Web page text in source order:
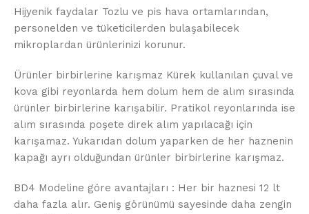
Hijyenik faydalar Tozlu ve pis hava ortamlarından,
personelden ve tüketicilerden bulaşabilecek
mikroplardan ürünlerinizi korunur.
Ürünler birbirlerine karışmaz Kürek kullanılan çuval ve
kova gibi reyonlarda hem dolum hem de alım sırasında
ürünler birbirlerine karışabilir. Pratikol reyonlarında ise
alım sırasında poşete direk alım yapılacağı için
karışamaz. Yukarıdan dolum yaparken de her haznenin
kapağı ayrı olduğundan ürünler birbirlerine karışmaz.
BD4 Modeline göre avantajları : Her bir haznesi 12 lt
daha fazla alır. Geniş görünümü sayesinde daha zengin